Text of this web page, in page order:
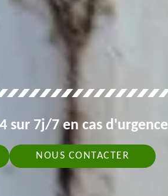
sur 7j/7 en cas d'urgence
NOUS CONTACTER